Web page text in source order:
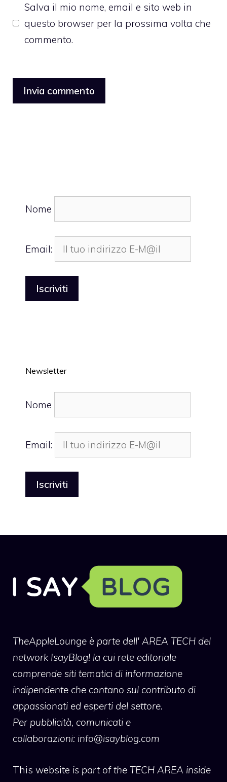
Salva il mio nome, email e sito web in
questo browser per la prossima volta che
commento.
Nome
Email:
Newsletter
Nome
Email:
TheAppleLounge è parte dell' AREA TECH del
network IsayBlog! la cui rete editoriale
comprende siti tematici di informazione
indipendente che contano sul contributo di
appassionati ed esperti del settore.
Per pubblicità, comunicati e
collaborazioni: info@isayblog.com
This website is part of the TECH AREA inside